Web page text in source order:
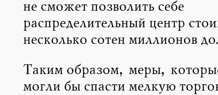
не сможет позволить себе
распределительный центр
несколько сотен миллионов
Таким образом, меры,
могли бы спасти мелкую